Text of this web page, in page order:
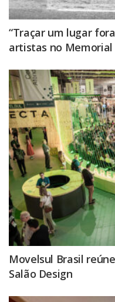
“Traçar um lugar
artistas no Memorial
Movelsul Brasil
Salão Design